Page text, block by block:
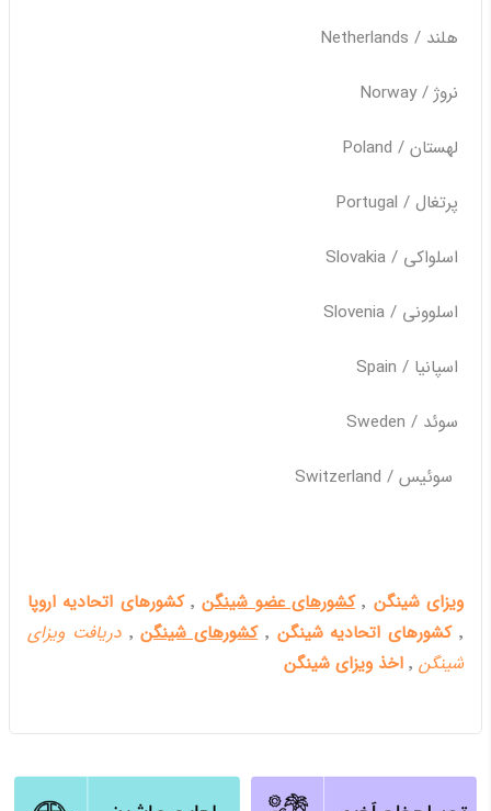
هلند / Netherlands
نروژ / Norway
لهستان / Poland
پرتغال / Portugal
اسلواکی / Slovakia
اسلوونی / Slovenia
اسپانیا / Spain
سوئد / Sweden
سوئیس / Switzerland
ویزای شینگن کشورهای عضو شینگن٬
کشورهای اتحادیه اروپا
٬ کشورهای اتحادیه شینگن کشورهای شینگن٬
دریافت ویزای
شینگن اخذ ویزای شینگن